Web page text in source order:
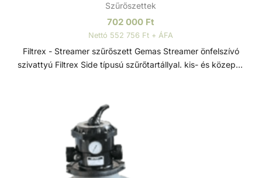
Szűrőszettek
702 000 Ft
Nettó 552 756 Ft + ÁFA
Filtrex - Streamer szűrőszett Gemas Streamer önfelszívó
szivattyú Filtrex Side típusú szűrőtartállyal. kis- és közepes
energiahatékonyság és a kiemelkedő víztisztaság ideális
kombinációját kínálják. A szűrőméretek, szivattyúk és
tartozékok széles választéka lehetővé teszi, hogy az
medencéhez legjobban illeszkedő rendszert válasszuk. A
szűrőrendszereket gyors összeszerelésre és az
alkatrészek precíz összhangolt működésre tervezték. A